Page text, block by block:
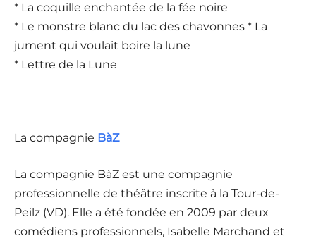
* La coquille enchantée de la fée noire
* Le monstre blanc du lac des chavonnes * La
jument qui voulait boire la lune
* Lettre de la Lune
La compagnie BàZ
La compagnie BàZ est une compagnie
professionnelle de théâtre inscrite à la Tour-de-
Peilz (VD). Elle a été fondée en 2009 par deux
comédiens professionnels, Isabelle Marchand et